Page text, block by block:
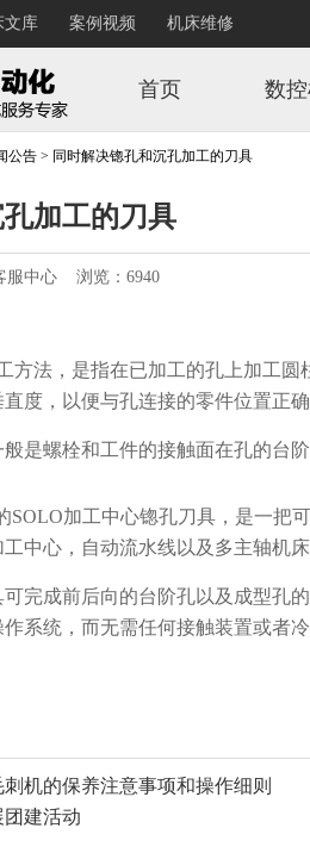
文库 案例视频 机床维修
首页 数
公告 > 同时解决锪孔和沉孔加工的刀具
加工的刀具
服中心 浏览：6940
法，是指在已加工的孔上加工圆
度，以便与孔连接的零件位置正
螺栓和工件的接触面在孔的台
加工中心锪孔刀具，是一把
中心，自动流水线以及多主轴机
成前后向的台阶孔以及成型孔
系统，而无需任何接触装置或者
机的保养注意事项和操作细则
建活动